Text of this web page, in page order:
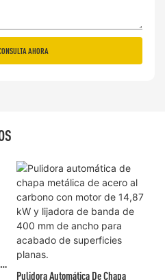
AHORA
Pulidora Automática De Chapa